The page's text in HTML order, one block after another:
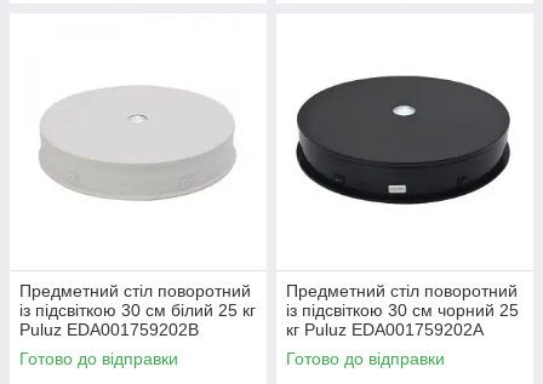
Предметний стіл поворотний
із підсвіткою 30 см білий 25 кг
Puluz EDA001759202B
Готово до відправки
Предметний стіл поворотний
із підсвіткою 30 см чорний 25
кг Puluz EDA001759202A
Готово до відправки